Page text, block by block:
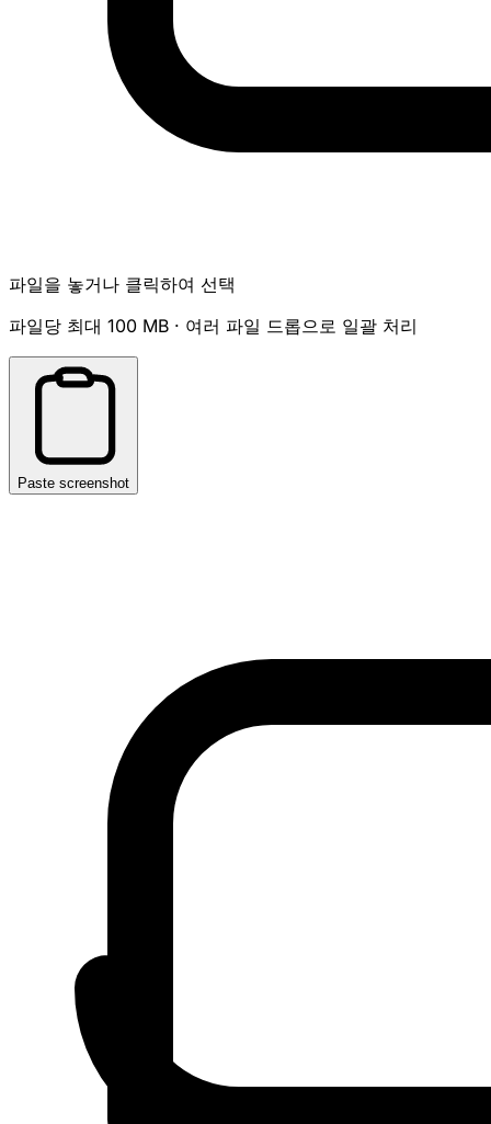
파일을 놓거나 클릭하여 선택
파일당 최대 100 MB · 여러 파일 드롭으로 일괄 처리
Paste screenshot